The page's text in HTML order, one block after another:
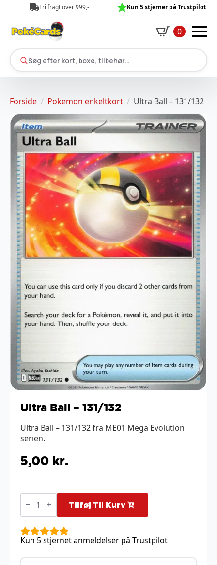
Fri fragt over 999,- Kun 5 stjerner på Trustpilot
0
Søg efter kort, boxe, tilbehør…
Forside Pokemon enkeltkort Ultra Ball – 131/132
Ultra Ball – 131/132
Ultra Ball – 131/132 fra ME01 Mega Evolution
serien.
5,00 kr.
Ultra
Ball
131/132
antal
Tilføj Til Kurv
Kun 5 stjernet anmeldelser på Trustpilot